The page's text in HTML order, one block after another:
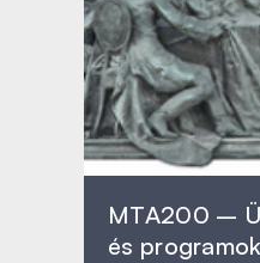
MTA200 –
és programok